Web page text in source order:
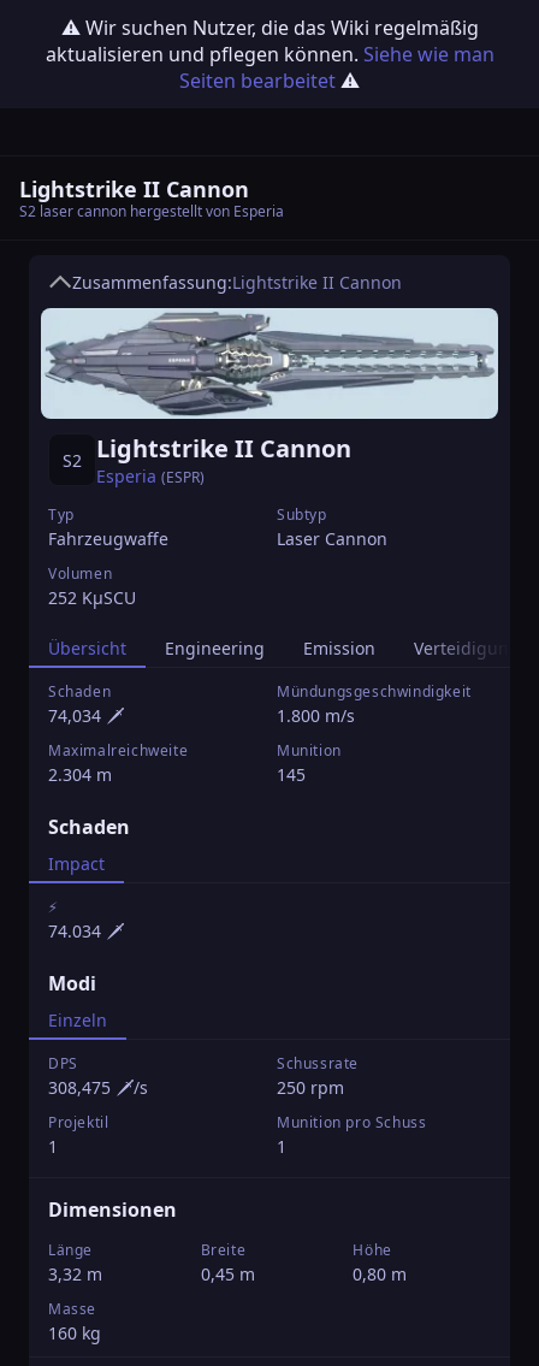
⚠️ Wir suchen Nutzer, die das Wiki regelmäßig
aktualisieren und pflegen können. Siehe wie man
Seiten bearbeitet⚠️
Lightstrike II Cannon
S2 laser cannon hergestellt von Esperia
Zusammenfassung:Lightstrike II Cannon
S2 Lightstrike II Cannon
Esperia (ESPR)
Typ
Fahrzeugwaffe
Subtyp
Laser Cannon
Volumen
252 KµSCU
Übersicht Engineering Emission Verteidigung
Schaden
74,034 🗡️
Mündungsgeschwindigkeit
1.800 m/s
Maximalreichweite
2.304 m
Munition
145
Schaden
Impact
⚡
74.034 🗡️
Modi
Einzeln
DPS
308,475 🗡️/s
Schussrate
250 rpm
Projektil
1
Munition pro Schuss
1
Dimensionen
Länge
3,32 m
Breite
0,45 m
Höhe
0,80 m
Masse
160 kg